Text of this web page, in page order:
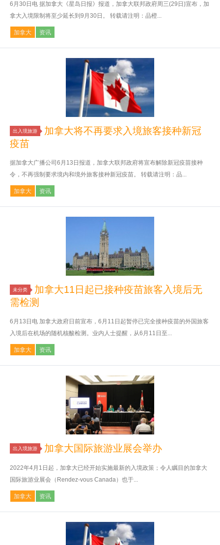
6月30日电 据加拿大《星岛日报》报道，加拿大联邦政府周三(29日)宣布，加
拿大入境限制将至少延长到9月30日。 转载请注明：品橙...
加拿大 资讯
出入境旅游
加拿大将不再要求入境旅客接种新冠
疫苗
据加拿大广播公司6月13日报道，加拿大联邦政府将宣布解除新冠疫苗接种
令，不再强制要求境内和境外旅客接种新冠疫苗。 转载请注明：品...
加拿大 资讯
未分类
加拿大11日起已接种疫苗旅客入境后无
需检测
6月13日电 加拿大政府日前宣布，6月11日起暂停已完全接种疫苗的外国旅客
入境后在机场的随机核酸检测。业内人士提醒，从6月11日至...
加拿大 资讯
出入境旅游 加拿大国际旅游业展会举办
2022年4月1日起，加拿大已经开始实施最新的入境政策；令人瞩目的加拿大
国际旅游业展会（Rendez-vous Canada）也于...
加拿大 资讯